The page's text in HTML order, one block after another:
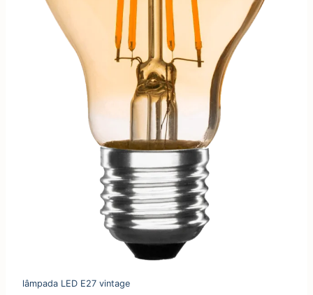
lâmpada LED E27 vintage